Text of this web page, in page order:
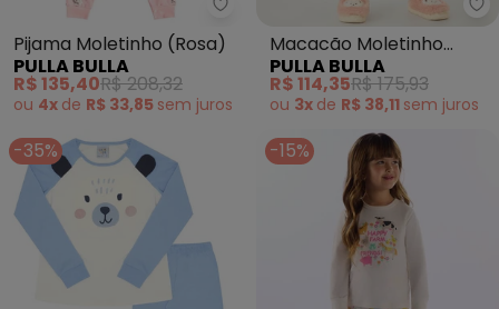
Pulla Bulla - Pijama Moletinho
Pijama Moletinho (Rosa)
PULLA BULLA
R$ 135,40R$ 208,32
ou 4x de R$ 33,85 sem juros
Macacão Moletinho
(Bege)
PULLA BULLA
R$ 114,35R$ 175,93
ou 3x de R$ 38,11 sem juros
-35% -15%